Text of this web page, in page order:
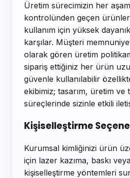
Üretim sürecimizin her
kontrolünden geçen
kullanım için yüksek
karşılar. Müşteri
olarak gören üretim
sipariş ettiğiniz her ürün
güvenle kullanılabilir
ekibimiz; tasarım, üretim ve
süreçlerinde sizinle etkili
Kişiselleştirme
Kurumsal kimliğinizi ürün
için lazer kazıma, baskı
kişiselleştirme yöntemleri